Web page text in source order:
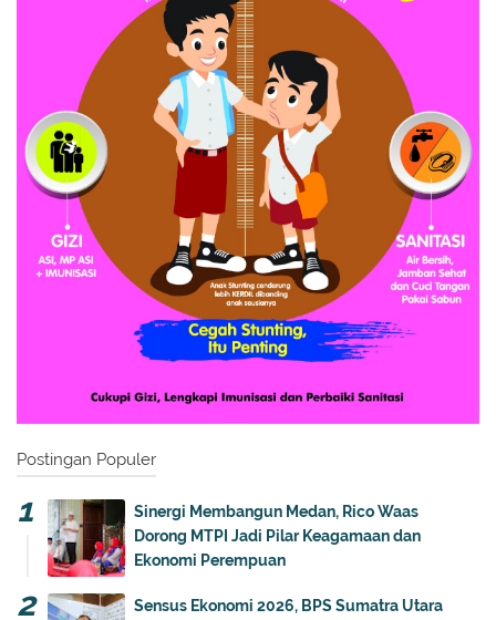
Postingan Populer
Sinergi Membangun Medan, Rico Waas
Dorong MTPI Jadi Pilar Keagamaan dan
Ekonomi Perempuan
Sensus Ekonomi 2026, BPS Sumatra Utara